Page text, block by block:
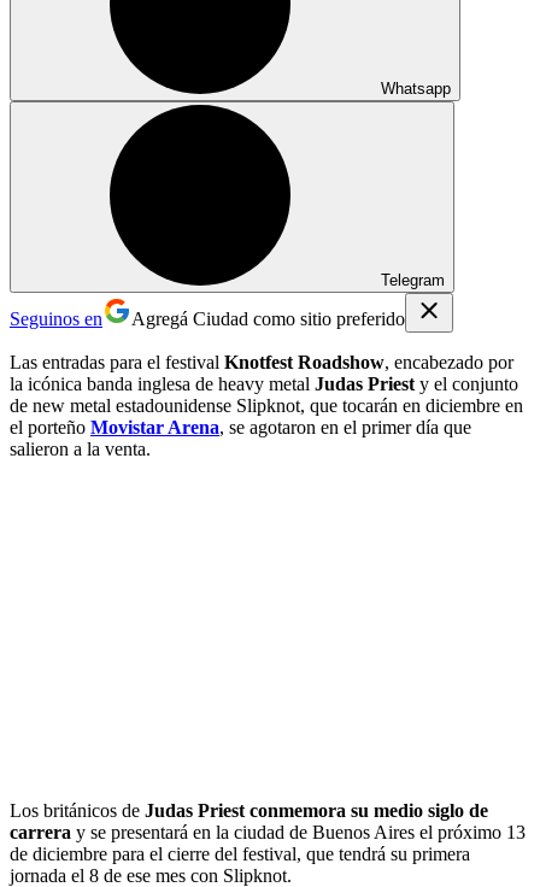
Whatsapp
Telegram
Seguinos en Agregá Ciudad como sitio preferido
Las entradas para el festival Knotfest Roadshow, encabezado por
la icónica banda inglesa de heavy metal Judas Priest y el conjunto
de new metal estadounidense Slipknot, que tocarán en diciembre en
el porteño Movistar Arena, se agotaron en el primer día que
salieron a la venta.
Los británicos de Judas Priest conmemora su medio siglo de
carrera y se presentará en la ciudad de Buenos Aires el próximo 13
de diciembre para el cierre del festival, que tendrá su primera
jornada el 8 de ese mes con Slipknot.